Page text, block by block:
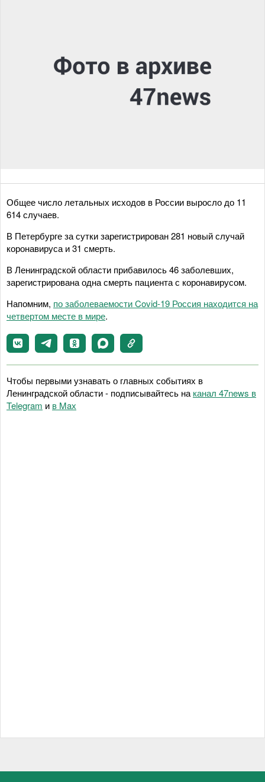
Общее число летальных исходов в России выросло до 11
614 случаев.
В Петербурге за сутки зарегистрирован 281 новый случай
коронавируса и 31 смерть.
В Ленинградской области прибавилось 46 заболевших,
зарегистрирована одна смерть пациента с коронавирусом.
Напомним, по заболеваемости Covid-19 Россия находится на
четвертом месте в мире.
Чтобы первыми узнавать о главных событиях в
Ленинградской области - подписывайтесь наканал 47news в
Telegram и в Maх